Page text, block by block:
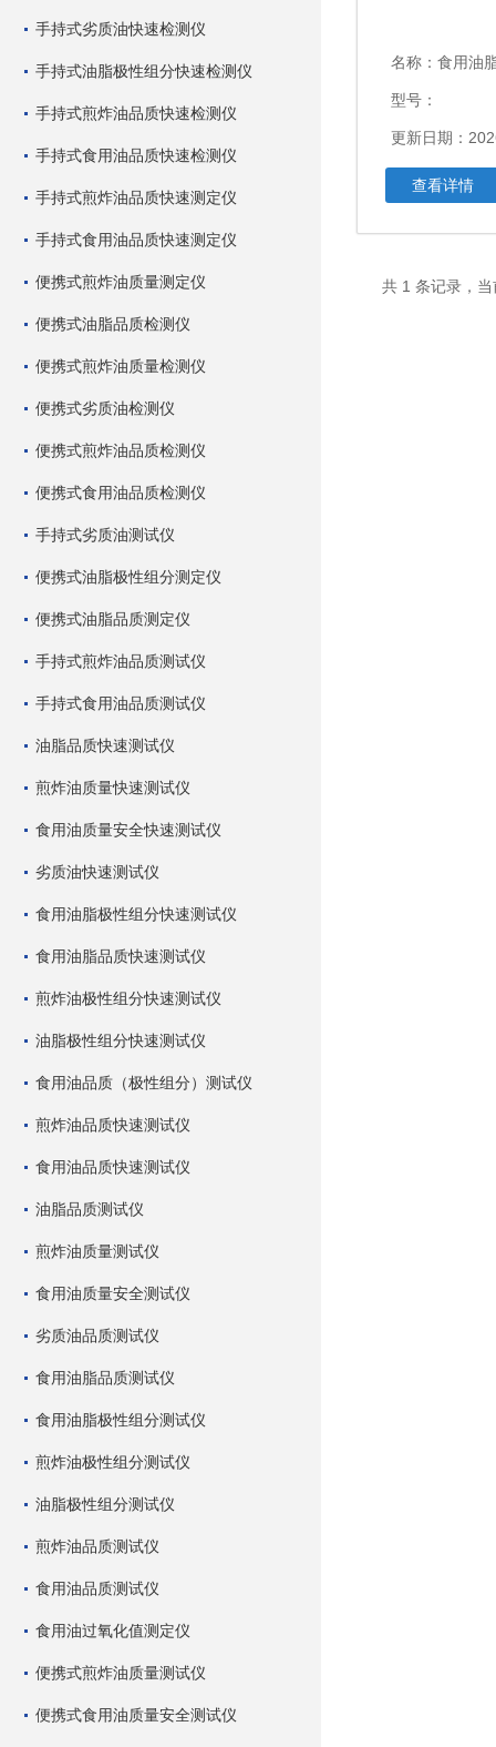
手持式劣质油快速检测仪
手持式油脂极性组分快速检测仪
手持式煎炸油品质快速检测仪
手持式食用油品质快速检测仪
手持式煎炸油品质快速测定仪
手持式食用油品质快速测定仪
便携式煎炸油质量测定仪
便携式油脂品质检测仪
便携式煎炸油质量检测仪
便携式劣质油检测仪
便携式煎炸油品质检测仪
便携式食用油品质检测仪
手持式劣质油测试仪
便携式油脂极性组分测定仪
便携式油脂品质测定仪
手持式煎炸油品质测试仪
手持式食用油品质测试仪
油脂品质快速测试仪
煎炸油质量快速测试仪
食用油质量安全快速测试仪
劣质油快速测试仪
食用油脂极性组分快速测试仪
食用油脂品质快速测试仪
煎炸油极性组分快速测试仪
油脂极性组分快速测试仪
食用油品质（极性组分）测试仪
煎炸油品质快速测试仪
食用油品质快速测试仪
油脂品质测试仪
煎炸油质量测试仪
食用油质量安全测试仪
劣质油品质测试仪
食用油脂品质测试仪
食用油脂极性组分测试仪
煎炸油极性组分测试仪
油脂极性组分测试仪
煎炸油品质测试仪
食用油品质测试仪
食用油过氧化值测定仪
便携式煎炸油质量测试仪
便携式食用油质量安全测试仪
名称： 食用油
型号：
更新日期：
查看详情
共 1 条记录，